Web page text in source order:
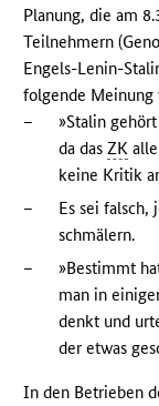
Planung, die am
Teilnehmern
Engels-Lenin-
folgende Meinung
–
»Stalin
da dasZK
keine Kritik
–
Es sei falsch,
schmälern.
–
»Bestimmt
man in
denkt und
der etwas
In den Betrieben